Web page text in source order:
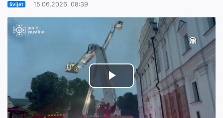
Svijet 15.06.2026. 08:39
Play
Video